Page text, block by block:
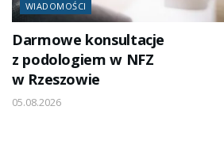
WIADOMOŚCI
Darmowe konsultacje
z podologiem w NFZ
w Rzeszowie
05.08.2026